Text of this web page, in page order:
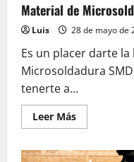
Material de
Luis 28 de mayo de
Es un placer darte
Microsoldadura
tenerte a...
Leer MásLeer
más
Material